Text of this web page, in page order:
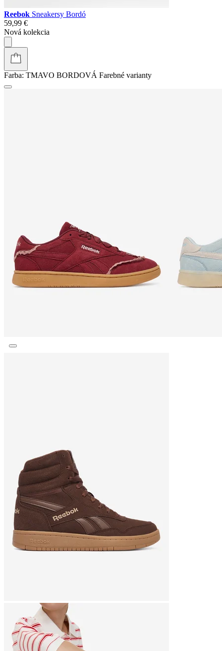
Reebok Sneakersy Bordó
59,99 €
Nová kolekcia
Farba: TMAVO BORDOVÁ Farebné varianty